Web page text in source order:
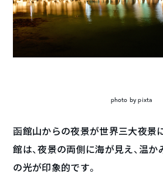
photo by pixta
函館山からの夜景が世界三大夜景
館は、夜景の両側に海が見え、温
の光が印象的です。